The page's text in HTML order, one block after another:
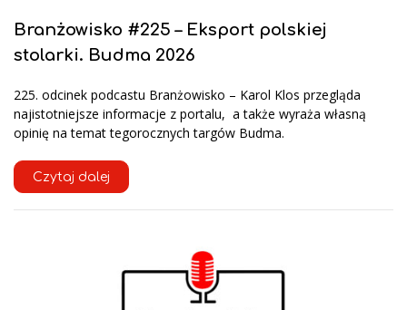
Branżowisko #225 – Eksport polskiej
stolarki. Budma 2026
225. odcinek podcastu Branżowisko – Karol Klos przegląda
najistotniejsze informacje z portalu, a także wyraża własną
opinię na temat tegorocznych targów Budma.
Czytaj dalej